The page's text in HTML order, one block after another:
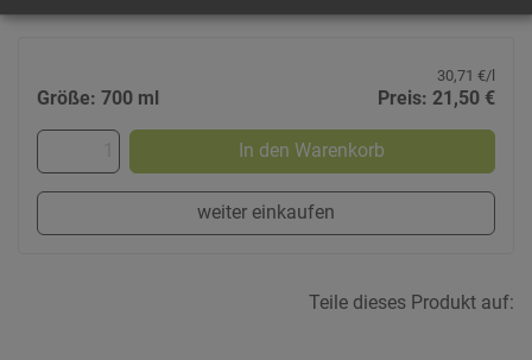
30,71 €/l
Größe: 700 ml Preis: 21,50 €
In den Warenkorb
weiter einkaufen
Teile dieses Produkt auf: